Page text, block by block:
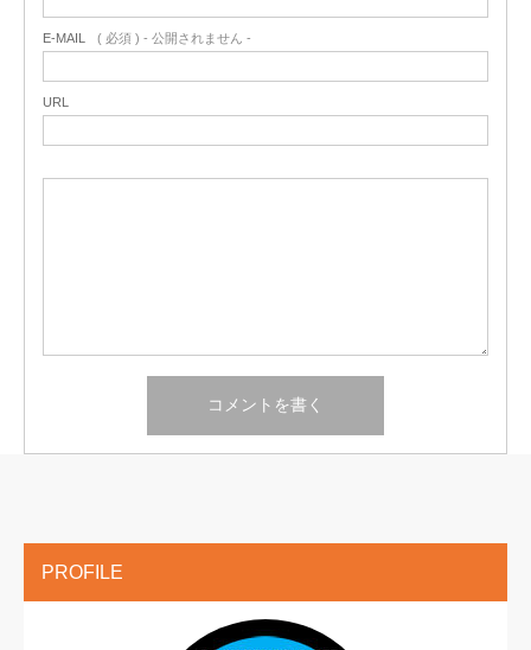
E-MAIL ( 必須 ) - 公開されません -
URL
PROFILE